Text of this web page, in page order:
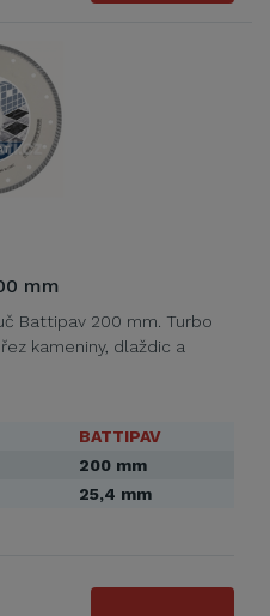
mm
Battipav 200 mm. Turbo
kameniny, dlaždic a
BATTIPAV
200 mm
25,4 mm